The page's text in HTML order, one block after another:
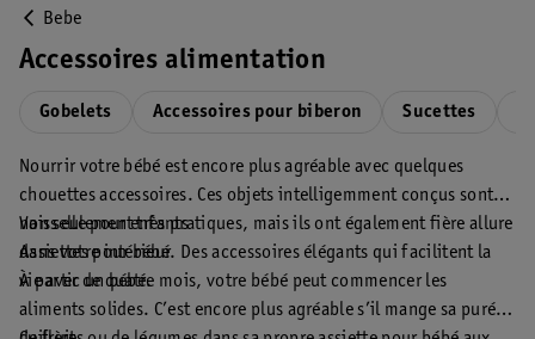
Bebe
Accessoires alimentation
Gobelets Accessoires pour biberon Sucettes
Nourrir votre bébé est encore plus agréable avec quelques
chouettes accessoires. Ces objets intelligemment conçus sont
non seulement très pratiques, mais ils ont également fière allure
dans votre intérieur. Des accessoires élégants qui facilitent la
vie avec un bébé.
Vaisselle pour enfants
Assiettes pour bébé
À partir de quatre mois, votre bébé peut commencer les
aliments solides. C’est encore plus agréable s’il mange sa purée